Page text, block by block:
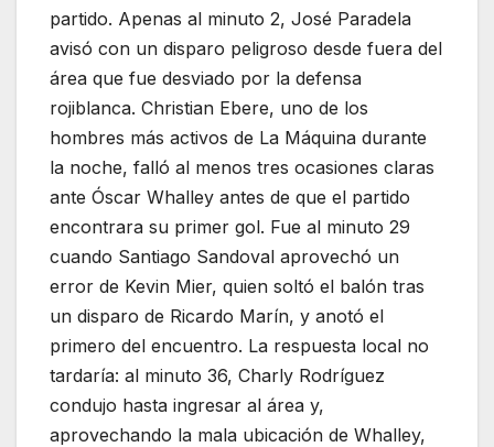
partido. Apenas al minuto 2, José Paradela
avisó con un disparo peligroso desde fuera del
área que fue desviado por la defensa
rojiblanca. Christian Ebere, uno de los
hombres más activos de La Máquina durante
la noche, falló al menos tres ocasiones claras
ante Óscar Whalley antes de que el partido
encontrara su primer gol. Fue al minuto 29
cuando Santiago Sandoval aprovechó un
error de Kevin Mier, quien soltó el balón tras
un disparo de Ricardo Marín, y anotó el
primero del encuentro. La respuesta local no
tardaría: al minuto 36, Charly Rodríguez
condujo hasta ingresar al área y,
aprovechando la mala ubicación de Whalley,